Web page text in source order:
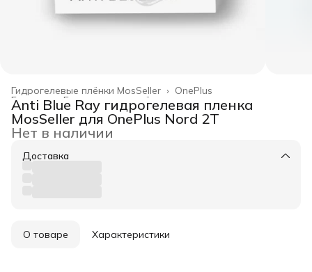
OnePlus
Гидрогелевые плёнки MosSeller ›
Гидрогелевые плёнки ›
Главная ›
Anti Blue Ray гидрогелевая пленка
MosSeller для OnePlus Nord 2T
Нет в наличии
Доставка
О товаре Характеристики